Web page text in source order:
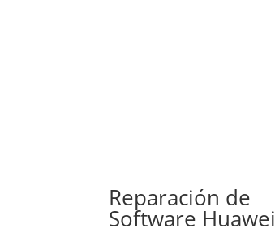
Reparación de
Software Huawei